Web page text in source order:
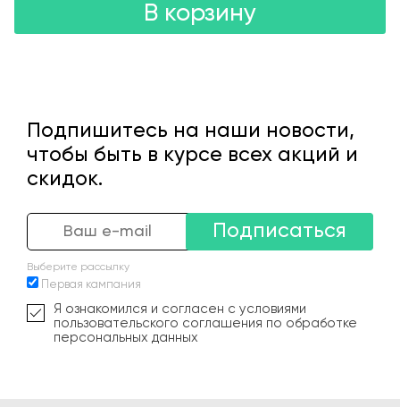
В корзину
Подпишитесь на наши новости,
чтобы быть в курсе всех акций и
скидок.
Подписаться
Выберите рассылку
Первая кампания
Я ознакомился и согласен с условиями
пользовательского соглашения по обработке
персональных данных